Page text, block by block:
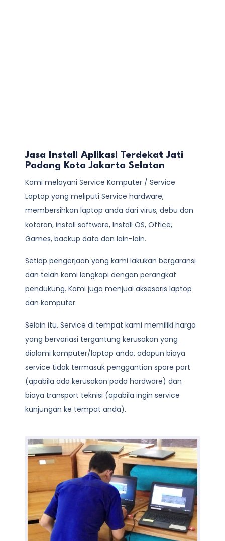
Jasa Install Aplikasi Terdekat Jati
Padang Kota Jakarta Selatan
Kami melayani Service Komputer / Service
Laptop yang meliputi Service hardware,
membersihkan laptop anda dari virus, debu dan
kotoran, install software, Install OS, Office,
Games, backup data dan lain-lain.
Setiap pengerjaan yang kami lakukan bergaransi
dan telah kami lengkapi dengan perangkat
pendukung. Kami juga menjual aksesoris laptop
dan komputer.
Selain itu, Service di tempat kami memiliki harga
yang bervariasi tergantung kerusakan yang
dialami komputer/laptop anda, adapun biaya
service tidak termasuk penggantian spare part
(apabila ada kerusakan pada hardware) dan
biaya transport teknisi (apabila ingin service
kunjungan ke tempat anda).